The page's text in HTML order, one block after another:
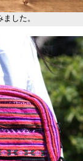
した。